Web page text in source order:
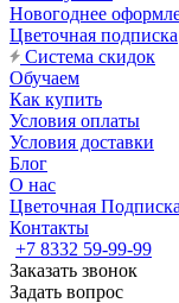
Новогоднее
Цветочная подписка
Система скидок
Обучаем
Как купить
Условия оплаты
Условия доставки
Блог
О нас
Цветочная Подписка
Контакты
+7 8332 59-99-99
Заказать звонок
Задать вопрос